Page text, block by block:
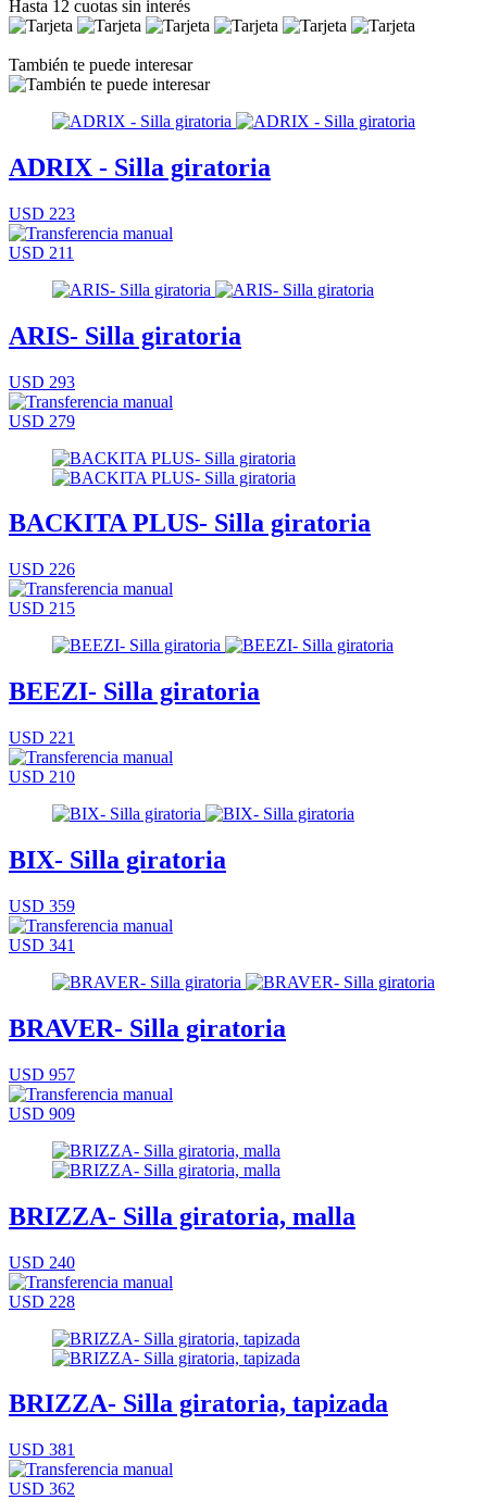
Hasta 12 cuotas sin interés
También te puede interesar
ADRIX - Silla giratoria
USD 223
USD 211
ARIS- Silla giratoria
USD 293
USD 279
BACKITA PLUS- Silla giratoria
USD 226
USD 215
BEEZI- Silla giratoria
USD 221
USD 210
BIX- Silla giratoria
USD 359
USD 341
BRAVER- Silla giratoria
USD 957
USD 909
BRIZZA- Silla giratoria, malla
USD 240
USD 228
BRIZZA- Silla giratoria, tapizada
USD 381
USD 362